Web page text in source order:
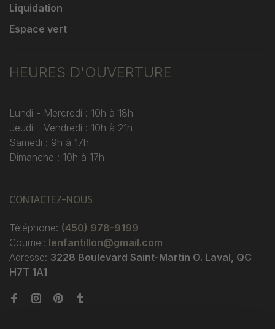
Liquidation
Espace vert
HEURES D'OUVERTURE
Lundi - Mercredi : 10h à 18h
Jeudi - Vendredi : 10h à 21h
Samedi : 9h à 17h
Dimanche : 10h à 17h
CONTACTEZ-NOUS
Téléphone: (450) 978-9199
Courriel: lenfantillon@gmail.com
Adresse: 3228 Boulevard Saint-Martin O. Laval, QC
H7T 1A1